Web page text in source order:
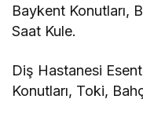
Baykent Konutları,
Saat Kule.
Diş Hastanesi
Konutları, Toki,